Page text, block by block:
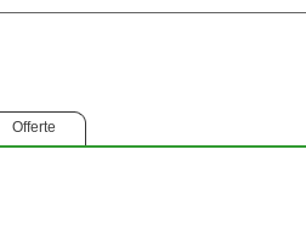
Offerte